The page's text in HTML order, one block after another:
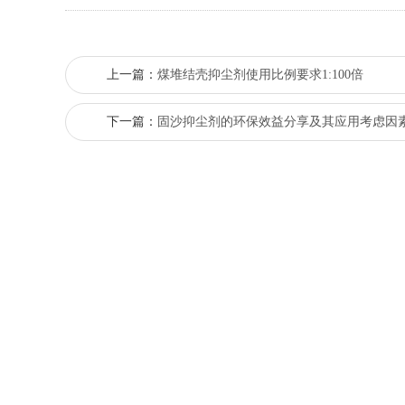
上一篇： 煤堆结壳抑尘剂使用比例要求1:100倍
下一篇： 固沙抑尘剂的环保效益分享及其应用考虑因